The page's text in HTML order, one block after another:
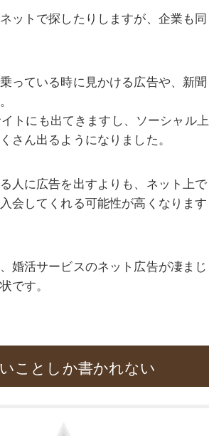
ットで探したりしますが、企業も同
っている時に見かける広告や、新聞
トにも出てきますし、ソーシャル上
さん出るようになりました。
人に広告を出すよりも、ネット上で
会してくれる可能性が高くなります
婚活サービスのネット広告が凄まじ
です。
ことしか書かれない